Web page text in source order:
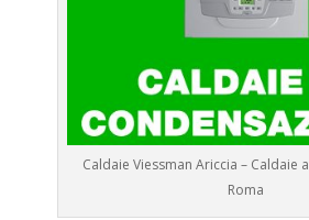
Caldaie Viessman Ariccia – Caldaie
Roma